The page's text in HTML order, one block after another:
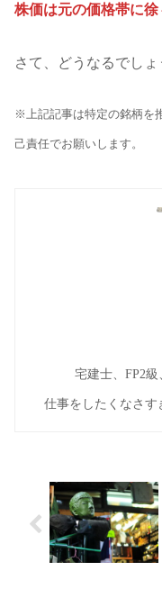
株価は元の価格帯に徐
さて、どうなるでしょ
※上記記事は特定の銘柄を
己責任でお願いします。
宅建士、FP2級
仕事をしたくなさす